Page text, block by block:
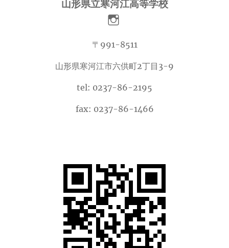
山形県立寒河江高等学校
〒991-8511
山形県寒河江市六供町2丁目3-9
tel: 0237-86-2195
fax: 0237-86-1466